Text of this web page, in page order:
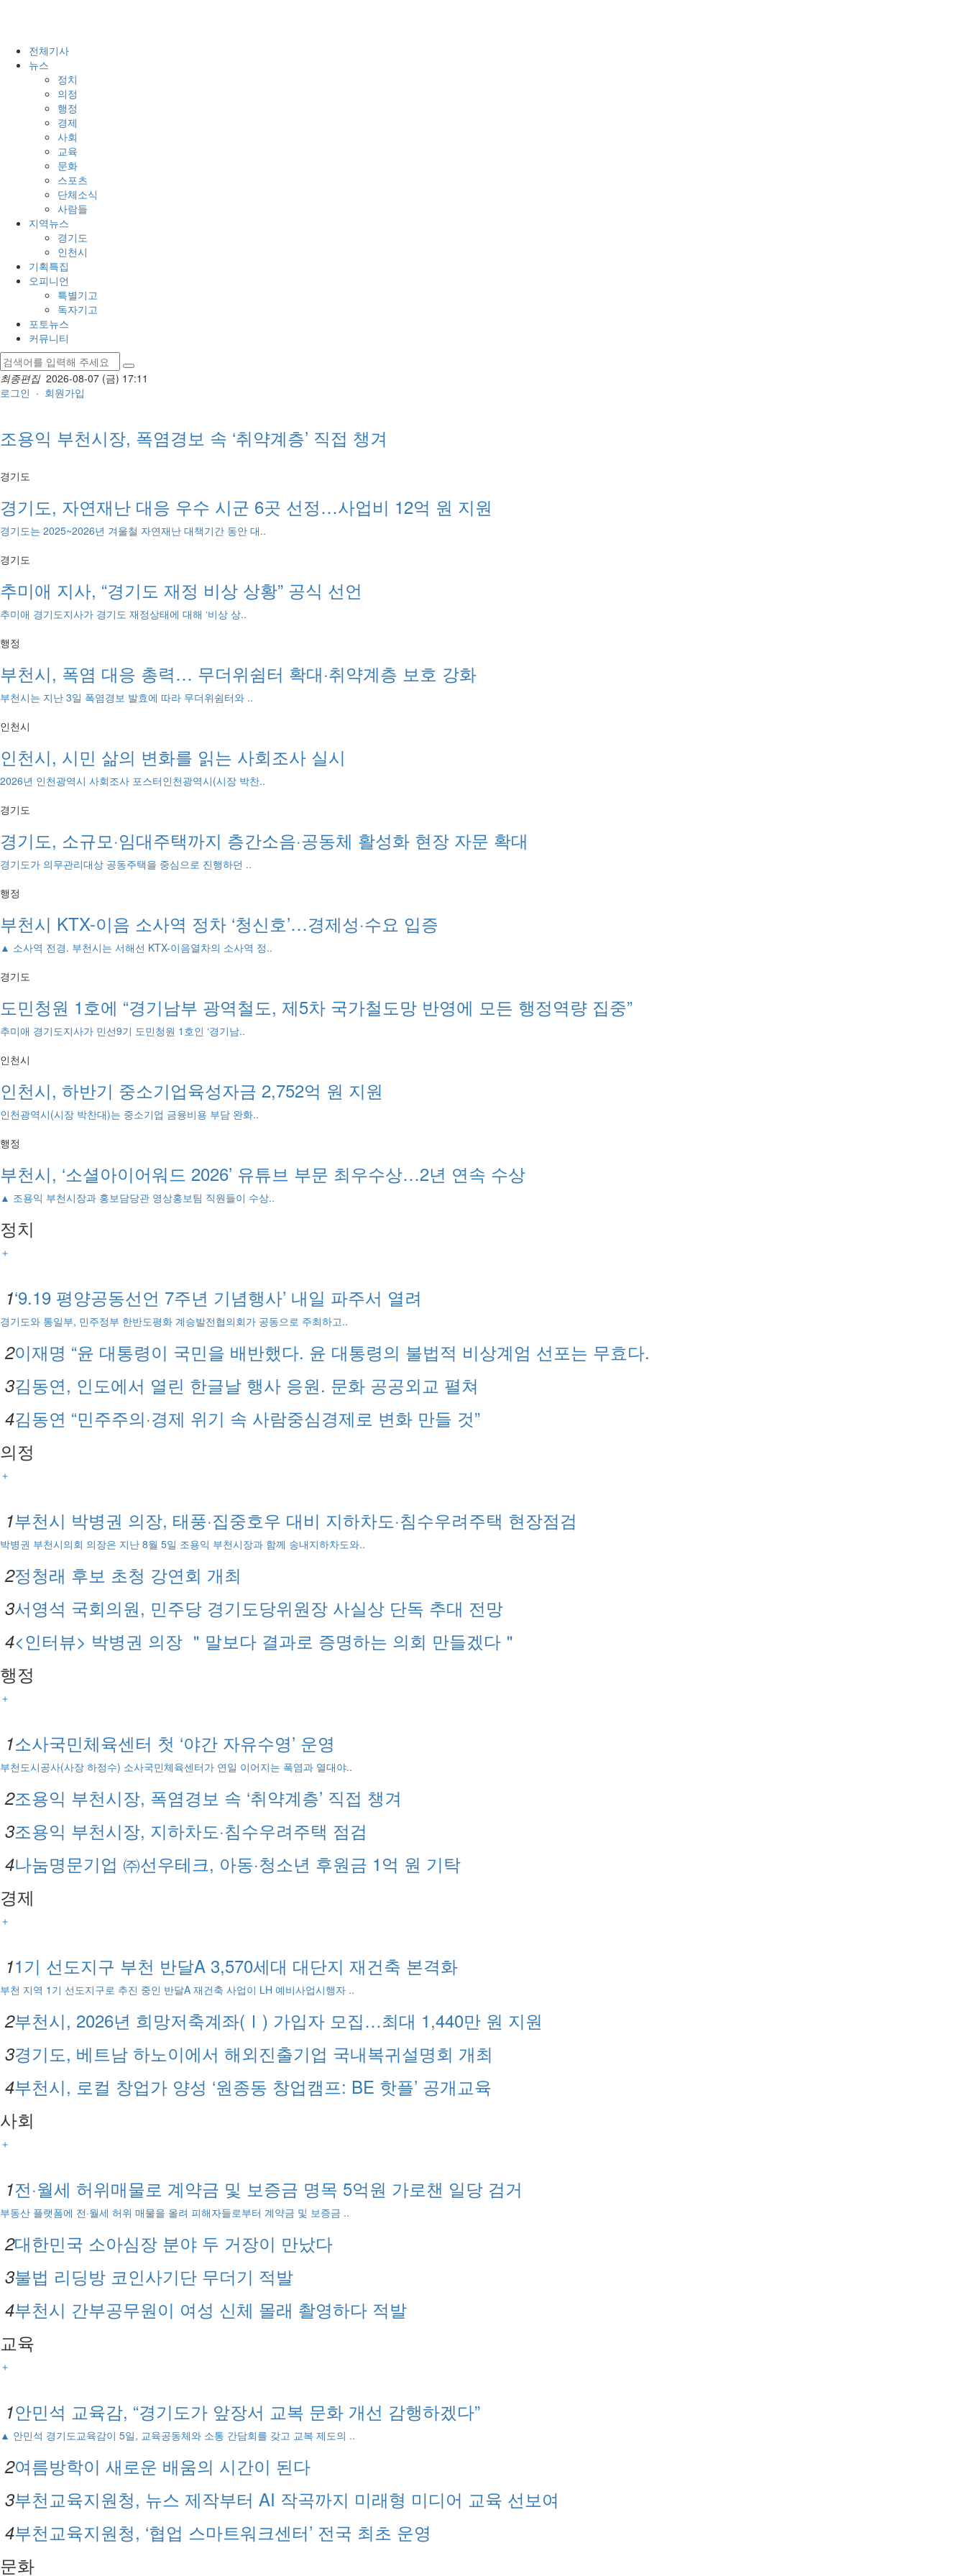
전체기사
뉴스
정치
의정
행정
경제
사회
교육
문화
스포츠
단체소식
사람들
지역뉴스
경기도
인천시
기획특집
오피니언
특별기고
독자기고
포토뉴스
커뮤니티
최종편집 2026-08-07 (금) 17:11
로그인 · 회원가입
조용익 부천시장, 폭염경보 속 ‘취약계층’ 직접 챙겨
경기도
경기도, 자연재난 대응 우수 시군 6곳 선정…사업비 12억 원 지원
경기도는 2025~2026년 겨울철 자연재난 대책기간 동안 대..
경기도
추미애 지사, “경기도 재정 비상 상황” 공식 선언
추미애 경기도지사가 경기도 재정상태에 대해 ‘비상 상..
행정
부천시, 폭염 대응 총력… 무더위쉼터 확대·취약계층 보호 강화
부천시는 지난 3일 폭염경보 발효에 따라 무더위쉼터와 ..
인천시
인천시, 시민 삶의 변화를 읽는 사회조사 실시
2026년 인천광역시 사회조사 포스터인천광역시(시장 박찬..
경기도
경기도, 소규모·임대주택까지 층간소음·공동체 활성화 현장 자문 확대
경기도가 의무관리대상 공동주택을 중심으로 진행하던 ..
행정
부천시 KTX-이음 소사역 정차 ‘청신호’…경제성·수요 입증
▲ 소사역 전경. 부천시는 서해선 KTX-이음열차의 소사역 정..
경기도
도민청원 1호에 “경기남부 광역철도, 제5차 국가철도망 반영에 모든 행정역량 집중”
추미애 경기도지사가 민선9기 도민청원 1호인 ‘경기남..
인천시
인천시, 하반기 중소기업육성자금 2,752억 원 지원
인천광역시(시장 박찬대)는 중소기업 금융비용 부담 완화..
행정
부천시, ‘소셜아이어워드 2026’ 유튜브 부문 최우수상…2년 연속 수상
▲ 조용익 부천시장과 홍보담당관 영상홍보팀 직원들이 수상..
정치
＋
1‘9.19 평양공동선언 7주년 기념행사’ 내일 파주서 열려
경기도와 통일부, 민주정부 한반도평화 계승발전협의회가 공동으로 주최하고..
2이재명 “윤 대통령이 국민을 배반했다. 윤 대통령의 불법적 비상계엄 선포는 무효다.
3김동연, 인도에서 열린 한글날 행사 응원. 문화 공공외교 펼쳐
4김동연 “민주주의·경제 위기 속 사람중심경제로 변화 만들 것”
의정
＋
1부천시 박병권 의장, 태풍·집중호우 대비 지하차도·침수우려주택 현장점검
박병권 부천시의회 의장은 지난 8월 5일 조용익 부천시장과 함께 송내지하차도와..
2정청래 후보 초청 강연회 개최
3서영석 국회의원, 민주당 경기도당위원장 사실상 단독 추대 전망
4<인터뷰> 박병권 의장 ＂말보다 결과로 증명하는 의회 만들겠다＂
행정
＋
1소사국민체육센터 첫 ‘야간 자유수영’ 운영
부천도시공사(사장 하정수) 소사국민체육센터가 연일 이어지는 폭염과 열대야..
2조용익 부천시장, 폭염경보 속 ‘취약계층’ 직접 챙겨
3조용익 부천시장, 지하차도·침수우려주택 점검
4나눔명문기업 ㈜선우테크, 아동·청소년 후원금 1억 원 기탁
경제
＋
11기 선도지구 부천 반달A 3,570세대 대단지 재건축 본격화
부천 지역 1기 선도지구로 추진 중인 반달A 재건축 사업이 LH 예비사업시행자 ..
2부천시, 2026년 희망저축계좌(Ⅰ) 가입자 모집…최대 1,440만 원 지원
3경기도, 베트남 하노이에서 해외진출기업 국내복귀설명회 개최
4부천시, 로컬 창업가 양성 ‘원종동 창업캠프: BE 핫플’ 공개교육
사회
＋
1전·월세 허위매물로 계약금 및 보증금 명목 5억원 가로챈 일당 검거
부동산 플랫폼에 전·월세 허위 매물을 올려 피해자들로부터 계약금 및 보증금 ..
2대한민국 소아심장 분야 두 거장이 만났다
3불법 리딩방 코인사기단 무더기 적발
4부천시 간부공무원이 여성 신체 몰래 촬영하다 적발
교육
＋
1안민석 교육감, “경기도가 앞장서 교복 문화 개선 감행하겠다”
▲ 안민석 경기도교육감이 5일, 교육공동체와 소통 간담회를 갖고 교복 제도의 ..
2여름방학이 새로운 배움의 시간이 된다
3부천교육지원청, 뉴스 제작부터 AI 작곡까지 미래형 미디어 교육 선보여
4부천교육지원청, ‘협업 스마트워크센터’ 전국 최초 운영
문화